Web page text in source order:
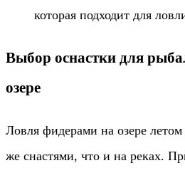
которая подходит для
Выбор оснастки для
озере
Ловля фидерами на озере летом
же снастями, что и на реках.